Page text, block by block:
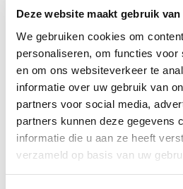
Deze website maakt gebruik
We gebruiken cookies om
personaliseren, om functies voor
en om ons websiteverkeer te
informatie over uw gebruik van
partners voor social media,
partners kunnen deze gegevens
informatie die u aan ze heeft
verzameld op basis van uw
promotieonderzoeker
ERC gefinancierde
Betty de Hart aan de Vrije
Amsterdam. Haar
zich op de historische
interraciale intimiteit in het
Koninkrijk in 1950-1970.
maatschappelijk actief op